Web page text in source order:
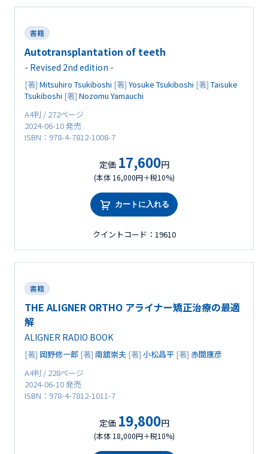
書籍
Autotransplantation of teeth
- Revised 2nd edition -
[著] Mitsuhiro Tsukiboshi [著] Yosuke Tsukiboshi [著] Taisuke
Tsukiboshi [著] Nozomu Yamauchi
A4判 / 272ページ
2024-06-10 発売
ISBN：978-4-7812-1008-7
定価 17,600円
(本体 16,000円＋税10%)
カートに入れる
クイントコード：19610
書籍
THE ALIGNER ORTHO アライナー矯正治療の最適
解
ALIGNER RADIO BOOK
[著] 岡野修一郎 [著] 南舘崇夫 [著] 小松昌平 [著] 赤間康彦
A4判 / 228ページ
2024-06-10 発売
ISBN：978-4-7812-1011-7
定価 19,800円
(本体 18,000円＋税10%)